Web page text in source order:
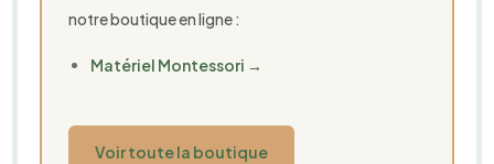
notre boutique en ligne :
Matériel Montessori →
Voir toute la boutique